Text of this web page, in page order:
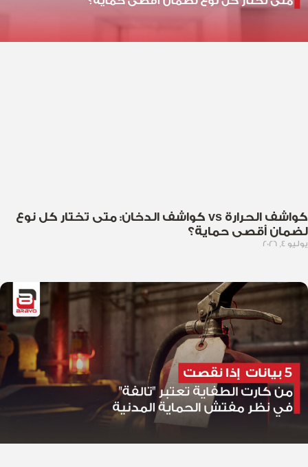
كواشف الحرارة vs كواشف الدخان: متى تختار كل نوع
لضمان أقصى حماية؟
يوليو 4, 2026